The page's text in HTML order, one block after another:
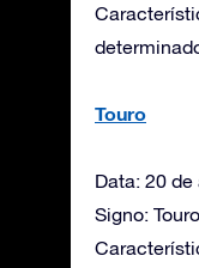
Touro
Data: 20
Signo: Touro